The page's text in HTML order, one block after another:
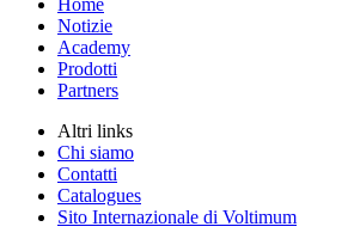
Notizie
Academy
Prodotti
Partners
Altri links
Chi siamo
Contatti
Catalogues
Sito Internazionale di Voltimum